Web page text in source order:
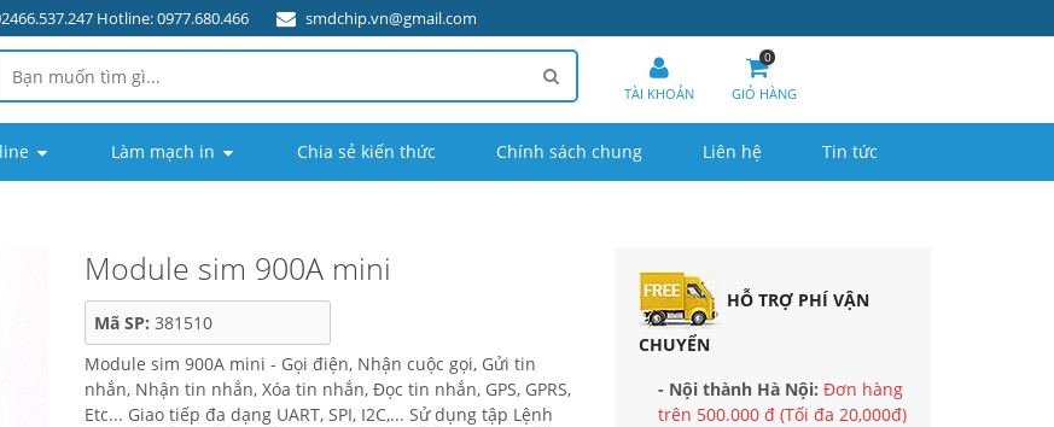
Hotline: 0977.680.466 smdchip.vn@gmail.com
TÀI KHOẢN
0
GIỎ HÀNG
Làm mạch in Chia sẻ kiến thức Chính sách chung Liên hệ Tin tức
Module sim 900A mini
Mã SP: 381510
Module sim 900A mini - Gọi điện, Nhận cuộc gọi, Gửi tin
nhắn, Nhận tin nhắn, Xóa tin nhắn, Đọc tin nhắn, GPS, GPRS,
Etc... Giao tiếp đa dạng UART, SPI, I2C,... Sử dụng tập Lệnh
HỖ TRỢ PHÍ VẬN
CHUYỂN
- Nội thành Hà Nội: Đơn hàng
trên 500.000 đ (Tối đa 20,000đ)